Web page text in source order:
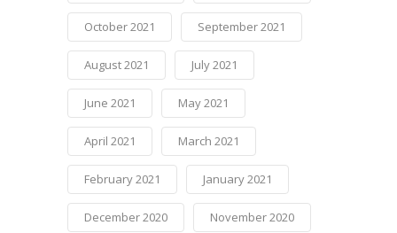
October 2021 September 2021
August 2021 July 2021
June 2021 May 2021
April 2021 March 2021
February 2021 January 2021
December 2020 November 2020